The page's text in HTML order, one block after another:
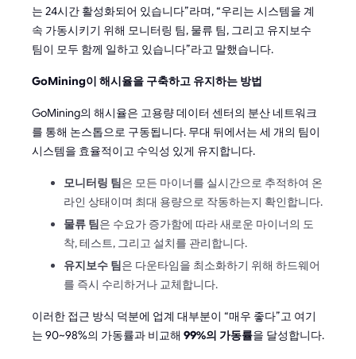
는 24시간 활성화되어 있습니다”라며, “우리는 시스템을 계
속 가동시키기 위해 모니터링 팀, 물류 팀, 그리고 유지보수
팀이 모두 함께 일하고 있습니다”라고 말했습니다.
GoMining이 해시율을 구축하고 유지하는 방법
GoMining의 해시율은 고용량 데이터 센터의 분산 네트워크
를 통해 논스톱으로 구동됩니다. 무대 뒤에서는 세 개의 팀이
시스템을 효율적이고 수익성 있게 유지합니다.
모니터링 팀은 모든 마이너를 실시간으로 추적하여 온
라인 상태이며 최대 용량으로 작동하는지 확인합니다.
물류 팀은 수요가 증가함에 따라 새로운 마이너의 도
착, 테스트, 그리고 설치를 관리합니다.
유지보수 팀은 다운타임을 최소화하기 위해 하드웨어
를 즉시 수리하거나 교체합니다.
이러한 접근 방식 덕분에 업계 대부분이 “매우 좋다”고 여기
는 90~98%의 가동률과 비교해 99%의 가동률을 달성합니다.